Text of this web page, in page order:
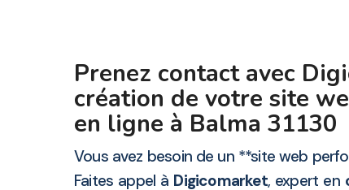
Prenez contact avec
création de votre site
en ligne à Balma 31130
Vous avez besoin de un **site web
Faites appel à Digicomarket, expert en